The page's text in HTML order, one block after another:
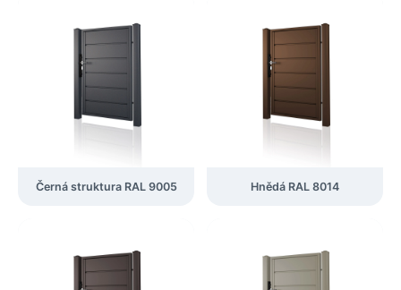
Černá struktura RAL 9005 Hnědá RAL 8014